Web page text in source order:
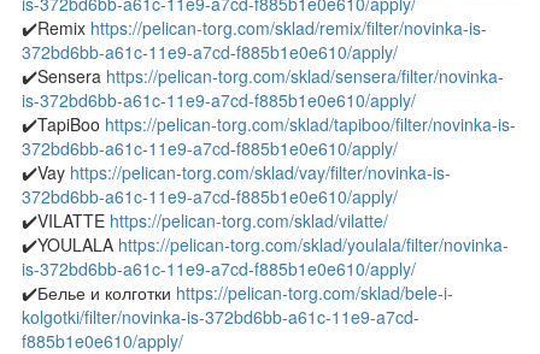
✔️Remix https://pelican-torg.com/sklad/remix/filter/novinka-is-
372bd6bb-a61c-11e9-a7cd-f885b1e0e610/apply/
✔️Sensera https://pelican-torg.com/sklad/sensera/filter/novinka-
is-372bd6bb-a61c-11e9-a7cd-f885b1e0e610/apply/
✔️TapiBoo https://pelican-torg.com/sklad/tapiboo/filter/novinka-is-
372bd6bb-a61c-11e9-a7cd-f885b1e0e610/apply/
✔️Vay https://pelican-torg.com/sklad/vay/filter/novinka-is-
372bd6bb-a61c-11e9-a7cd-f885b1e0e610/apply/
✔️VILATTE https://pelican-torg.com/sklad/vilatte/
✔️YOULALA https://pelican-torg.com/sklad/youlala/filter/novinka-
is-372bd6bb-a61c-11e9-a7cd-f885b1e0e610/apply/
✔️Белье и колготки https://pelican-torg.com/sklad/bele-i-
kolgotki/filter/novinka-is-372bd6bb-a61c-11e9-a7cd-
f885b1e0e610/apply/